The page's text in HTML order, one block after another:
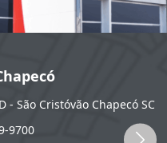
- São Cristóvão Chapecó SC
9700